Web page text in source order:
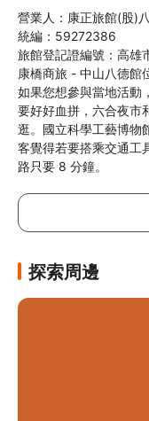
營業人：康正旅館(股)
統編：59272386
旅館登記證編號：高雄
康橋商旅 - 中山八德館
如果您想參與當地活動
要好好血拼，六合夜市
逛。國立科學工藝博物
客覺得若要搭乘交通工
路只要 8 分鐘。
探索周邊